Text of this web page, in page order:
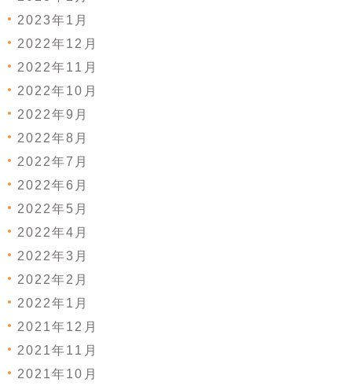
2023年1月
2022年12月
2022年11月
2022年10月
2022年9月
2022年8月
2022年7月
2022年6月
2022年5月
2022年4月
2022年3月
2022年2月
2022年1月
2021年12月
2021年11月
2021年10月